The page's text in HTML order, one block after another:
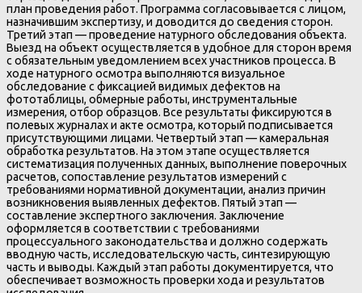
план проведения работ. Программа согласовывается с лицом,
назначившим экспертизу, и доводится до сведения сторон.
Третий этап — проведение натурного обследования объекта.
Выезд на объект осуществляется в удобное для сторон время
с обязательным уведомлением всех участников процесса. В
ходе натурного осмотра выполняются визуальное
обследование с фиксацией видимых дефектов на
фототаблицы, обмерные работы, инструментальные
измерения, отбор образцов. Все результаты фиксируются в
полевых журналах и акте осмотра, который подписывается
присутствующими лицами. Четвертый этап — камеральная
обработка результатов. На этом этапе осуществляется
систематизация полученных данных, выполнение поверочных
расчетов, сопоставление результатов измерений с
требованиями нормативной документации, анализ причин
возникновения выявленных дефектов. Пятый этап —
составление экспертного заключения. Заключение
оформляется в соответствии с требованиями
процессуального законодательства и должно содержать
вводную часть, исследовательскую часть, синтезирующую
часть и выводы. Каждый этап работы документируется, что
обеспечивает возможность проверки хода и результатов